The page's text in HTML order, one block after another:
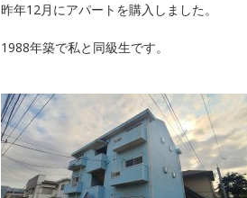
昨年12月にアパートを購入しました。
1988年築で私と同級生です。